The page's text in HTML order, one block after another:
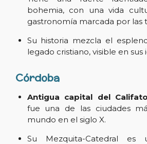
bohemia, con una vida
gastronomía marcada por las
Su historia mezcla el
legado cristiano, visible en sus
Córdoba
Antigua capital del
fue una de las ciudades
mundo en el siglo X.
Su Mezquita-Catedral